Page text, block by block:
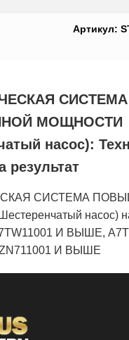
Артикул:
СИСТЕМА
МОЩНОСТИ
насос):
результат
СИСТЕМА
насос) на
И ВЫШЕ,
И ВЫШЕ